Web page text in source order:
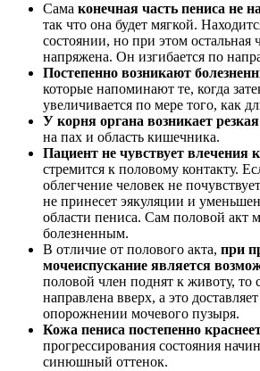
Сама конечная часть пениса не
так что она будет мягкой.
состоянии, но при этом остальная
напряжена. Он изгибается по
Постепенно возникают
которые напоминают те, когда
увеличивается по мере того, как
У корня органа возникает
на пах и область кишечника.
Пациент не чувствует влечения
стремится к половому контакту.
облегчение человек не
не принесет эякуляции и
области пениса. Сам половой акт
болезненным.
В отличие от полового акта, при
мочеиспускание является
половой член поднят к животу, то
направлена вверх, а это
опорожнении мочевого пузыря.
Кожа пениса постепенно
прогрессирования состояния
синюшный оттенок.